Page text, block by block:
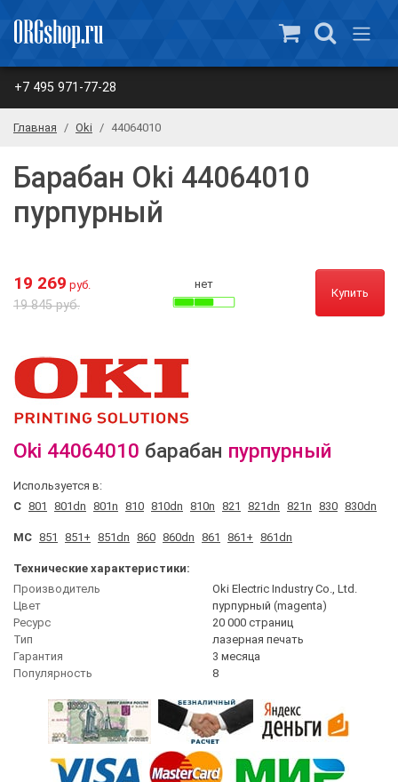
+7 495 971-77-28
Главная Oki 44064010
Барабан Oki 44064010
пурпурный
19 269 руб.
19 845 руб.
нет
Купить
Oki 44064010 барабан пурпурный
Используется в:
C 801 801dn 801n 810 810dn 810n 821 821dn 821n 830 830dn
MC 851 851+ 851dn 860 860dn 861 861+ 861dn
Технические характеристики:
Производитель
Oki Electric Industry Co., Ltd.
Цвет
пурпурный (magenta)
Ресурс
20 000 страниц
Тип
лазерная печать
Гарантия
3 месяца
Популярность
8